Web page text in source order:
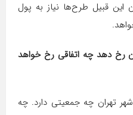
این قبیل طرح‌ها نیاز به پول
رخ دهد چه اتفاقی رخ‌ خواهد
تهران چه جمعیتی دارد. چه